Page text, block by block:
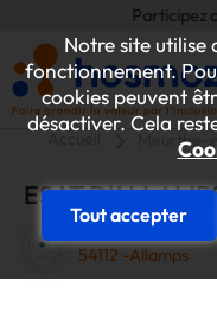
Notre site utilise
fonctionnement.
cookies peuvent
désactiver. Cela
Tout accepter
Participez
Accueil
ESAT
1, RUE DES CITES
54112 -Allamps